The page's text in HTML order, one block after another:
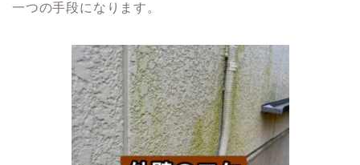
一つの手段になります。